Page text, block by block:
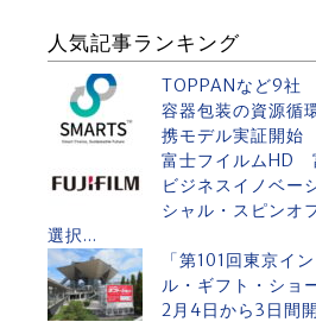
人気記事ランキング
TOPPANなど9社
容器包装の資源循
携モデル実証開始
富士フイルムHD
ビジネスイノベー
シャル・スピンオ
選択...
「第101回東京イ
ル・ギフト・シ
2月4日から3日間